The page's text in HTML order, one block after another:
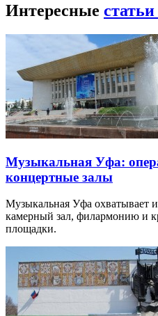
Интересные
Музыкальная Уфа:
концертные залы
Музыкальная Уфа охватывает
камерный зал, филармонию и
площадки.